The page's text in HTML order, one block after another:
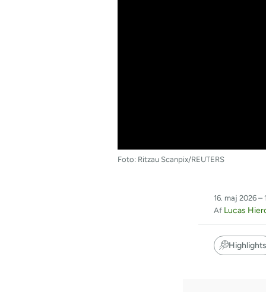
Foto: Ritzau Scanpix/REUTERS
16. maj 2026 –
Af Lucas
Highlights